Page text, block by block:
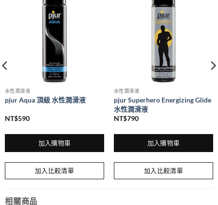
水性潤滑液
pjur Aqua 頂級 水性潤滑液
NT$590
加入購物車
加入比較清單
水性潤滑液
pjur Superhero Energizing Glide
水性潤滑液
NT$790
加入購物車
加入比較清單
相關商品